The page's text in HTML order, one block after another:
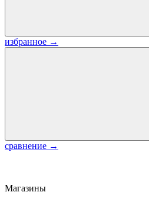
избранное →
сравнение →
Магазины